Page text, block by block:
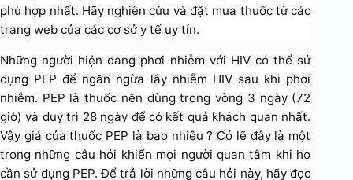
phù hợp nhất. Hãy nghiên cứu và đặt mua thuốc từ các
trang web của các cơ sở y tế uy tín.
Những người hiện đang phơi nhiễm với HIV có thể sử
dụng PEP để ngăn ngừa lây nhiễm HIV sau khi phơi
nhiễm. PEP là thuốc nên dùng trong vòng 3 ngày (72
giờ) và duy trì 28 ngày để có kết quả khách quan nhất.
Vậy giá của thuốc PEP là bao nhiêu ? Có lẽ đây là một
trong những câu hỏi khiến mọi người quan tâm khi họ
cần sử dụng PEP. Để trả lời những câu hỏi này, hãy đọc